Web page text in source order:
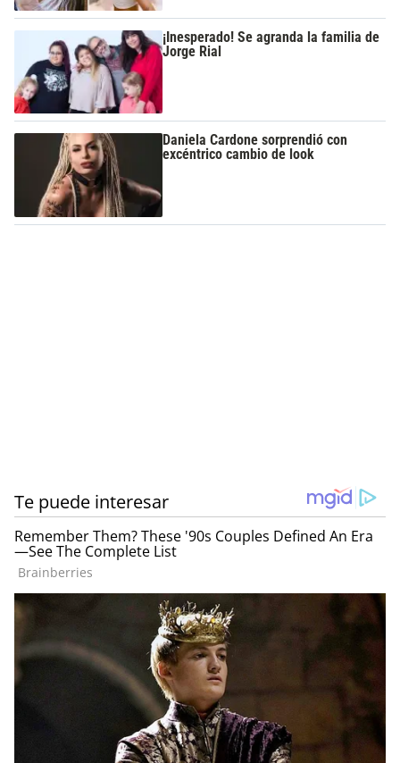
¡Inesperado! Se agranda la familia de
Jorge Rial
Daniela Cardone sorprendió con
excéntrico cambio de look